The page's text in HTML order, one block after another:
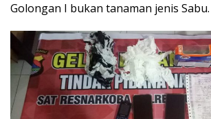
Golongan I bukan tanaman jenis Sabu.